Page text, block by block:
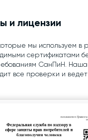
и лицензии
мы используем в
сертификатами
СанПиН. Наша
все проверки и